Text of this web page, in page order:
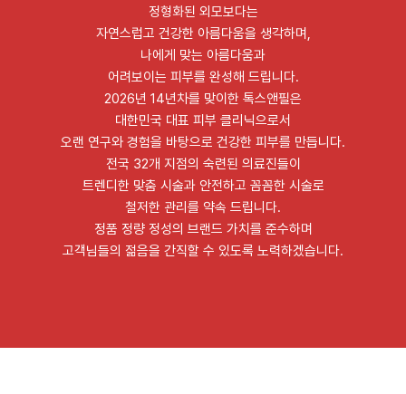
정형화된 외모보다는
자연스럽고 건강한 아름다움을 생각하며,
나에게 맞는 아름다움과
어려보이는 피부를 완성해 드립니다.
2026년 14년차를 맞이한 톡스앤필은
대한민국 대표 피부 클리닉으로서
오랜 연구와 경험을 바탕으로 건강한 피부를 만듭니다.
전국 32개 지점의 숙련된 의료진들이
트렌디한 맞춤 시술과 안전하고 꼼꼼한 시술로
철저한 관리를 약속 드립니다.
정품 정량 정성의 브랜드 가치를 준수하며
고객님들의 젊음을 간직할 수 있도록 노력하겠습니다.